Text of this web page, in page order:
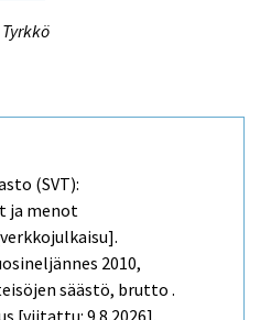
(SVT):
ja menot
2010,
säästö, brutto .